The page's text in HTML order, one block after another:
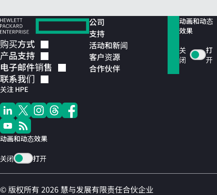
购买方式
产品支持
电子邮件销售
联系我们
关注 HPE
动画和动态效果
关闭 打开
公司
支持
活动和新闻
客户资源
合作伙伴
动画和动态
效果
关
闭
打
开
© 版权所有 2026 慧与发展有限责任合伙企业